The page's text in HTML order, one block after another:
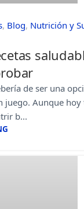
, Blog, Nutrición y
de ser una
juego. Aunque hoy
b...